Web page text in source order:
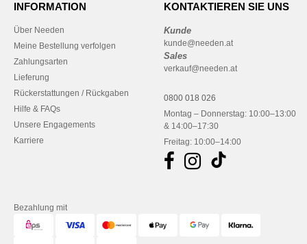
INFORMATION
Über Needen
Meine Bestellung verfolgen
Zahlungsarten
Lieferung
Rückerstattungen / Rückgaben
Hilfe & FAQs
Unsere Engagements
Karriere
KONTAKTIEREN SIE UNS
Kunde
kunde@needen.at
Sales
verkauf@needen.at
0800 018 026
Montag – Donnerstag: 10:00–13:00
& 14:00–17:30
Freitag: 10:00–14:00
Bezahlung mit